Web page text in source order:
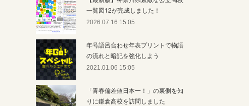
一覧図12が完成しました！
2026.07.16 15:05
年号語呂合わせ年表プリントで物語
の流れと暗記を強化しよう
2021.01.06 15:05
「青春偏差値日本一！」の裏側を知
りに鎌倉高校を訪問しました